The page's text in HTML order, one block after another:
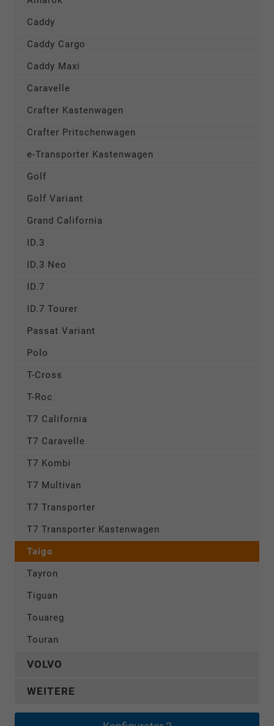
Caddy
Caddy Cargo
Caddy Maxi
Caravelle
Crafter Kastenwagen
Crafter Pritschenwagen
e-Transporter Kastenwagen
Golf
Golf Variant
Grand California
ID.3
ID.3 Neo
ID.7
ID.7 Tourer
Passat Variant
Polo
T-Cross
T-Roc
T7 California
T7 Caravelle
T7 Kombi
T7 Multivan
T7 Transporter
T7 Transporter Kastenwagen
Taigo
Tayron
Tiguan
Touareg
Touran
VOLVO
WEITERE